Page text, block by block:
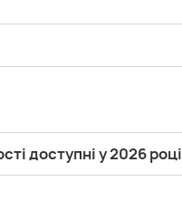
доступні у 2026 році